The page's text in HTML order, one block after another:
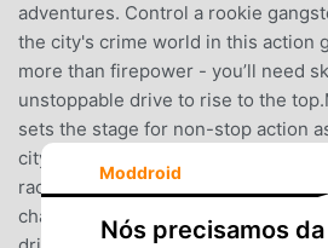
adventures. Control a rookie
the city's crime world in this action
more than firepower - you’ll need
unstoppable drive to rise to the
sets the stage for non-stop action
city filled with challenges and
races through Miami’s
chases and taking down thugs as
Moddroid
Nós precisamos